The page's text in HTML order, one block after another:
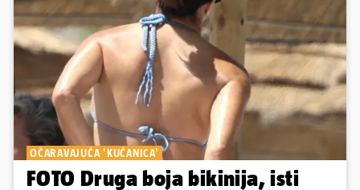
OČARAVAJUĆA 'KUĆANICA'
FOTO Druga boja bikinija, isti